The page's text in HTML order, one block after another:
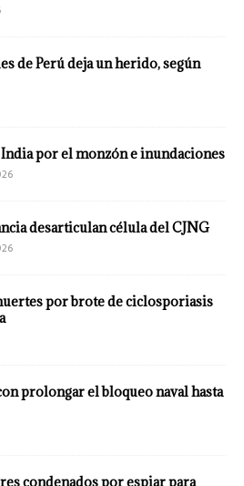
de Perú deja un herido, según
por el monzón e inundaciones
desarticulan célula del CJNG
por brote de ciclosporiasis
prolongar el bloqueo naval hasta
condenados por espiar para